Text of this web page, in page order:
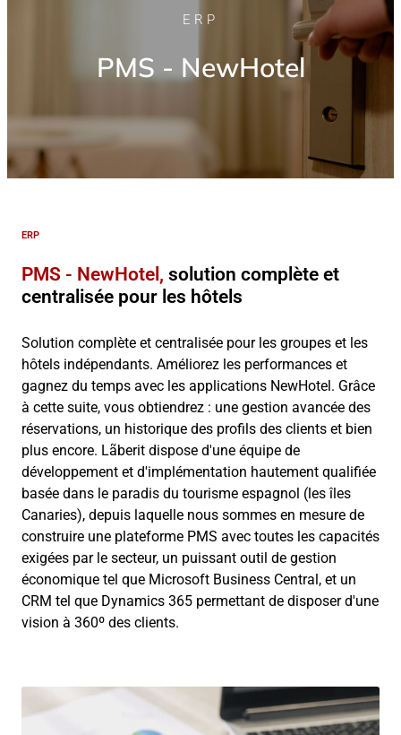
ERP
PMS - NewHotel
ERP
PMS - NewHotel, solution complète et
centralisée pour les hôtels
Solution complète et centralisée pour les groupes et les
hôtels indépendants. Améliorez les performances et
gagnez du temps avec les applications NewHotel. Grâce
à cette suite, vous obtiendrez : une gestion avancée des
réservations, un historique des profils des clients et bien
plus encore. Lãberit dispose d'une équipe de
développement et d'implémentation hautement qualifiée
basée dans le paradis du tourisme espagnol (les îles
Canaries), depuis laquelle nous sommes en mesure de
construire une plateforme PMS avec toutes les capacités
exigées par le secteur, un puissant outil de gestion
économique tel que Microsoft Business Central, et un
CRM tel que Dynamics 365 permettant de disposer d'une
vision à 360º des clients.